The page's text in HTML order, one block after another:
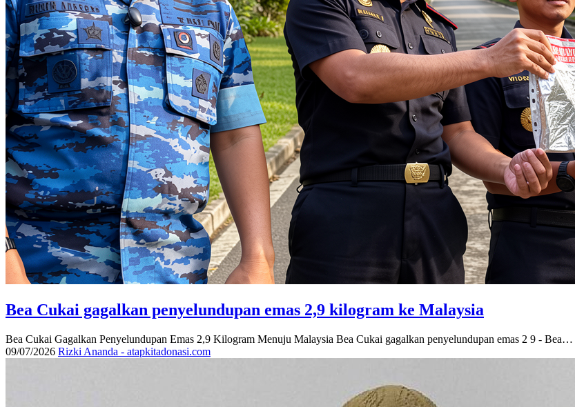
Bea Cukai gagalkan penyelundupan emas 2,9 kilogram ke Malaysia
Bea Cukai Gagalkan Penyelundupan Emas 2,9 Kilogram Menuju Malaysia Bea Cukai gagalkan penyelundupan emas 2 9 - Bea…
09/07/2026 Rizki Ananda - atapkitadonasi.com